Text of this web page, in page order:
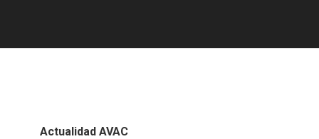
Actualidad AVAC